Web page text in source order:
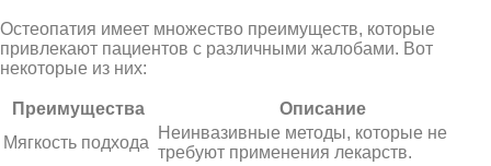
Остеопатия имеет множество преимуществ, которые
привлекают пациентов с различными жалобами. Вот
некоторые из них:
Преимущества
Описание
Мягкость подхода
Неинвазивные методы, которые не
требуют применения лекарств.